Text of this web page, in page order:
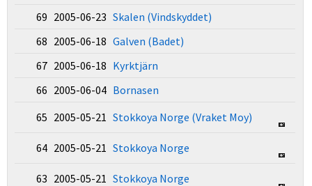
69 2005-06-23 Skalen (Vindskyddet)
68 2005-06-18 Galven (Badet)
67 2005-06-18 Kyrktjärn
66 2005-06-04 Bornasen
65 2005-05-21 Stokkoya Norge (Vraket Moy)
64 2005-05-21 Stokkoya Norge
63 2005-05-21 Stokkoya Norge